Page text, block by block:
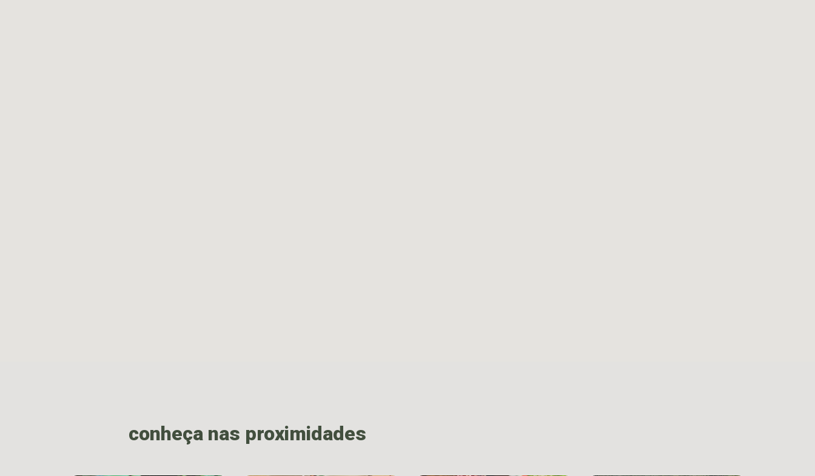
conheça nas proximidades